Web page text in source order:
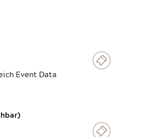
Event Data